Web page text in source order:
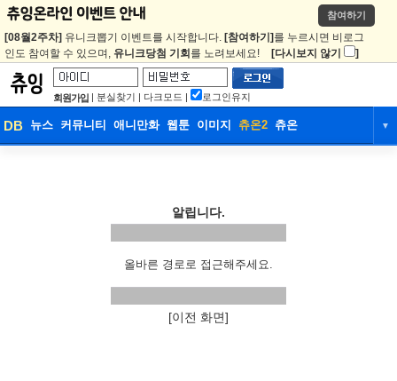
참여하기
[08월2주차] 유니크뽑기 이벤트를 시작합니다. [참여하기] 를 누르시면 비로그
인도 참여할 수 있으며, 유니크당첨 기회 를 노려보세요! [다시보지 않기 ]
회원가입 | 분실찾기 | 다크모드 | 로그인유지
DB 뉴스 커뮤니티 애니만화 웹툰 이미지 츄온2 츄온 ▼
알립니다.
올바른 경로로 접근해주세요.
[이전 화면]